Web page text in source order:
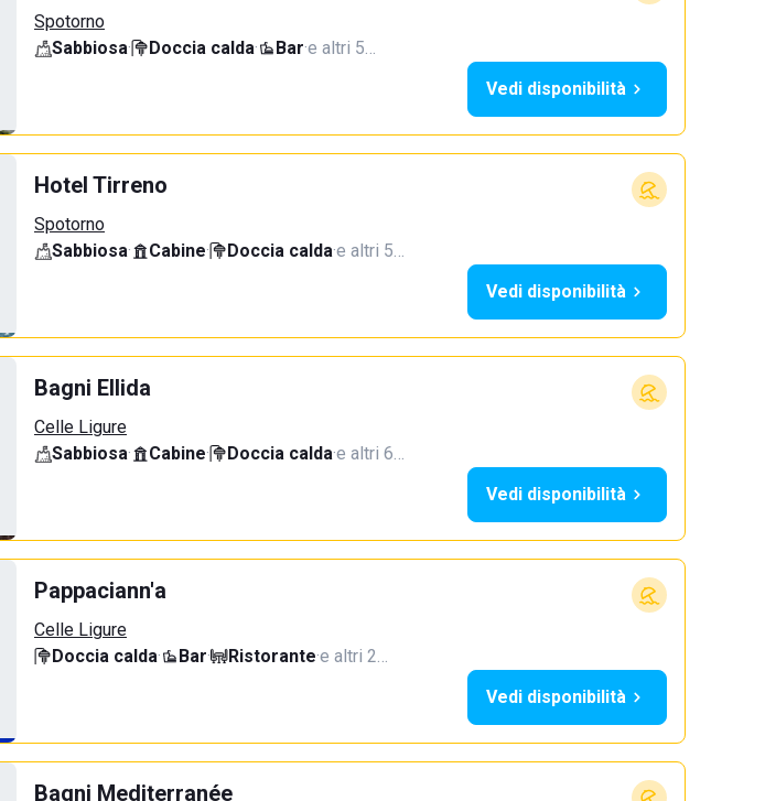
Spotorno
Sabbiosa· Doccia calda· Bar·e altri 5…
Vedi disponibilità
Hotel Tirreno
Spotorno
Sabbiosa· Cabine· Doccia calda·e altri 5…
Vedi disponibilità
Bagni Ellida
Celle Ligure
Sabbiosa· Cabine· Doccia calda·e altri 6…
Vedi disponibilità
Pappaciann'a
Celle Ligure
Doccia calda· Bar· Ristorante·e altri 2…
Vedi disponibilità
Bagni Mediterranée